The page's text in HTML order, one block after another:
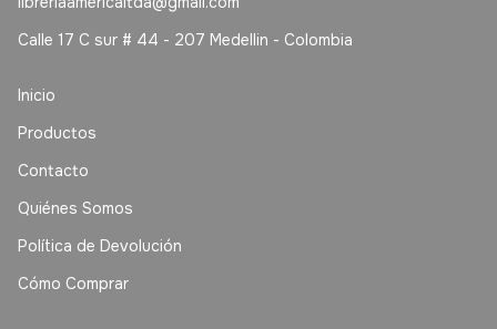
Calle 17 C sur # 44 - 207 Medellin - Colombia
Inicio
Productos
Contacto
Quiénes Somos
Política de Devolución
Cómo Comprar